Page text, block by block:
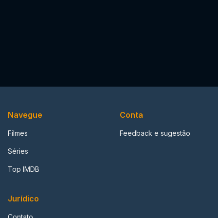
Navegue
Filmes
Séries
Top IMDB
Conta
Feedback e sugestão
Jurídico